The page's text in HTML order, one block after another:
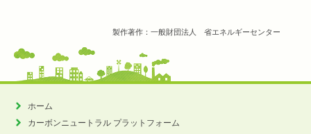
製作著作：一般財団法人 省エネルギーセンター
ホーム
カーボンニュートラル プラットフォーム